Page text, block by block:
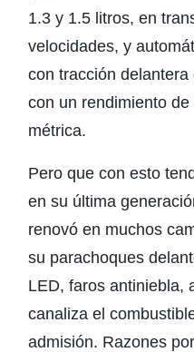
1.3 y 1.5 litros, en
velocidades, y
con tracción
con un rendimiento
métrica.
Pero que con esto
en su última
renovó en muchos
su parachoques
LED, faros antiniebla,
canaliza el
admisión. Razones